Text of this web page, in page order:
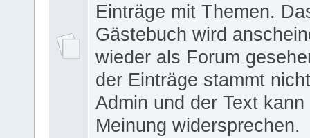
Einträge mit Themen.
Gästebuch wird
wieder als Forum
der Einträge stammt
Admin und der Text kann
Meinung widersprechen.